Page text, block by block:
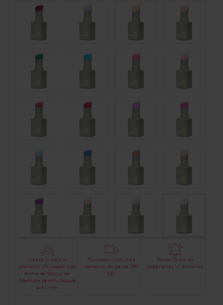
Creaza-ti cont si
primesti 2% inapoi sub
forma de bonus de
fidelitate pentru fiecare
achizitie.
Transport Gratuit La
comenzi de peste 399
LEI
Peste 29 ani de
experienta in domeniu